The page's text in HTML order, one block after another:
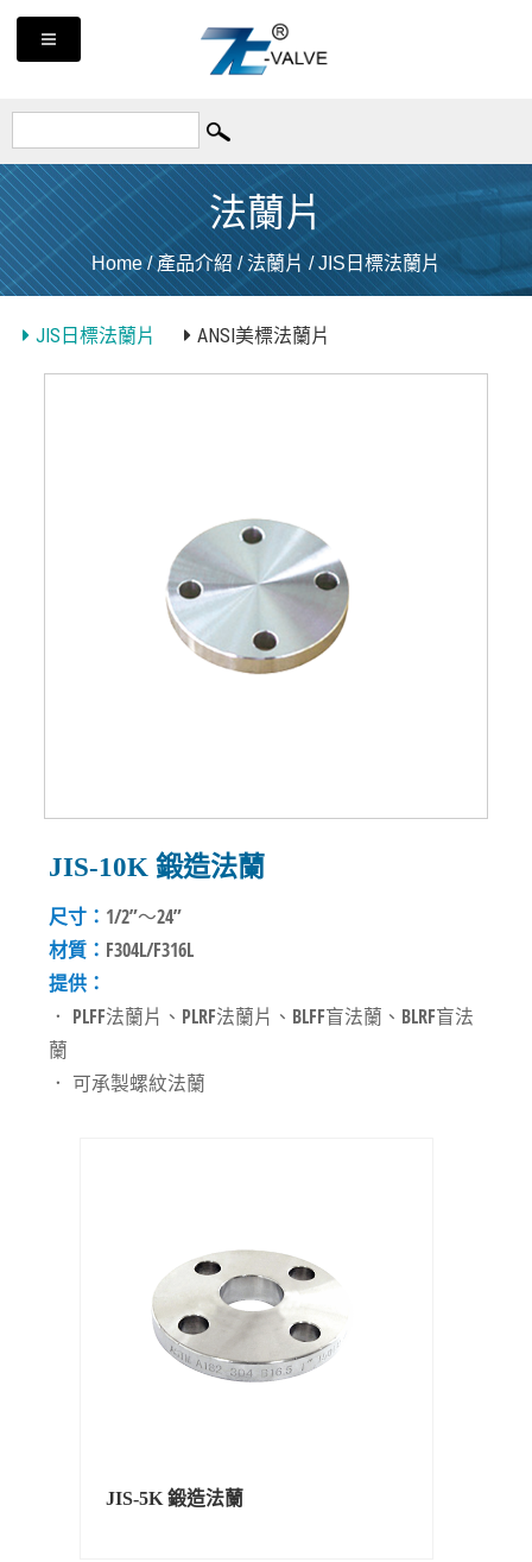
法蘭片
Home/產品介紹/法蘭片/JIS日標法蘭片
JIS日標法蘭片 ANSI美標法蘭片
JIS-10K 鍛造法蘭
尺寸： 1/2”～24”
材質： F304L/F316L
提供：
． PLFF法蘭片、PLRF法蘭片、BLFF盲法蘭、BLRF盲法
蘭
． 可承製螺紋法蘭
JIS-5K 鍛造法蘭